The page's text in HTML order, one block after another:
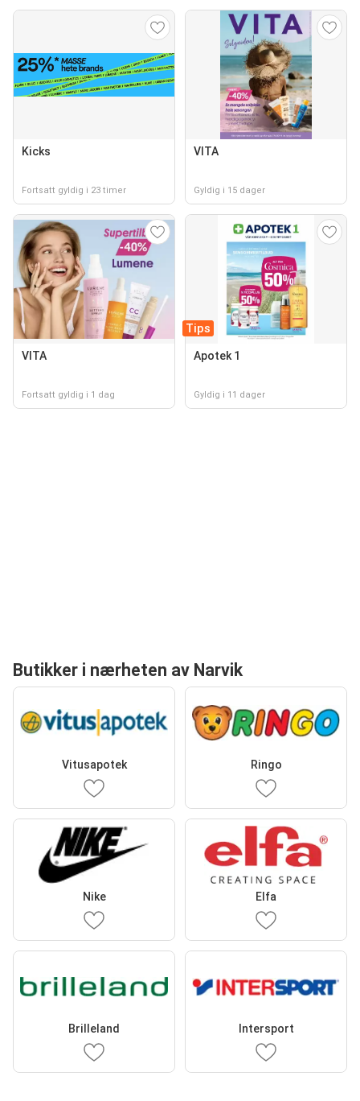
Kicks
Fortsatt gyldig i 23 timer
VITA
Gyldig i 15 dager
VITA
Fortsatt gyldig i 1 dag
Tips
Apotek 1
Gyldig i 11 dager
Butikker i nærheten av Narvik
Vitusapotek Ringo
Nike Elfa
Brilleland Intersport